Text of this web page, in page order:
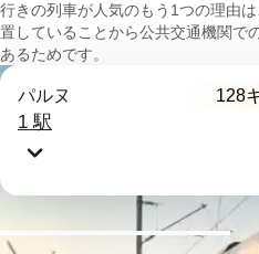
行きの列車が人気のもう1つの理由
置していることから公共交通機関で
あるためです。
パルヌ 128
1 駅